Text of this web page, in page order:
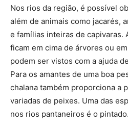
Nos rios da região, é possível
além de animais como jacarés,
e famílias inteiras de capivaras.
ficam em cima de árvores ou
podem ser vistos com a ajuda
Para os amantes de uma boa
chalana também proporciona a
variadas de peixes. Uma das
nos rios pantaneiros é o pintado.